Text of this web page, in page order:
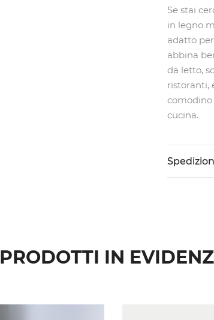
Se stai
in legno
adatto
abbina
da letto,
ristoranti,
comodino
cucina.
PRODOTTI IN